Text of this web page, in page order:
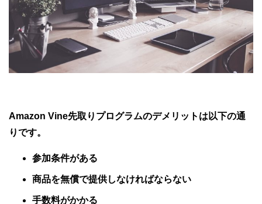
Amazon Vine先取りプログラムのデメリットは以下の通
りです。
参加条件がある
商品を無償で提供しなければならない
手数料がかかる